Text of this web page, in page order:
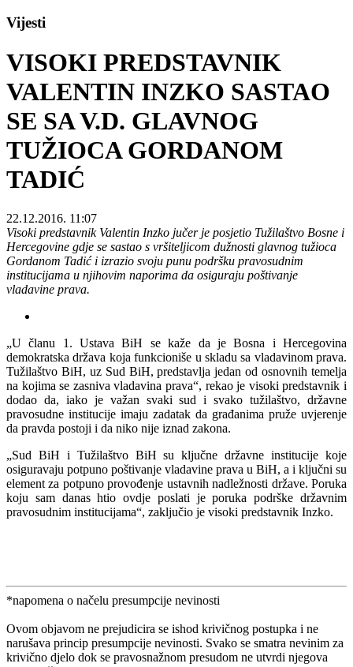
Vijesti
VISOKI PREDSTAVNIK
VALENTIN INZKO SASTAO
SE SA V.D. GLAVNOG
TUŽIOCA GORDANOM
TADIĆ
22.12.2016. 11:07
Visoki predstavnik Valentin Inzko jučer je posjetio Tužilaštvo Bosne i
Hercegovine gdje se sastao s vršiteljicom dužnosti glavnog tužioca
Gordanom Tadić i izrazio svoju punu podršku pravosudnim
institucijama u njihovim naporima da osiguraju poštivanje
vladavine prava.
„U članu 1. Ustava BiH se kaže da je Bosna i Hercegovina
demokratska država koja funkcioniše u skladu sa vladavinom prava.
Tužilaštvo BiH, uz Sud BiH, predstavlja jedan od osnovnih temelja
na kojima se zasniva vladavina prava“, rekao je visoki predstavnik i
dodao da, iako je važan svaki sud i svako tužilaštvo, državne
pravosudne institucije imaju zadatak da građanima pruže uvjerenje
da pravda postoji i da niko nije iznad zakona.
„Sud BiH i Tužilaštvo BiH su ključne državne institucije koje
osiguravaju potpuno poštivanje vladavine prava u BiH, a i ključni su
element za potpuno provođenje ustavnih nadležnosti države. Poruka
koju sam danas htio ovdje poslati je poruka podrške državnim
pravosudnim institucijama“, zaključio je visoki predstavnik Inzko.
*napomena o načelu presumpcije nevinosti
Ovom objavom ne prejudicira se ishod krivičnog postupka i ne
narušava princip presumpcije nevinosti. Svako se smatra nevinim za
krivično djelo dok se pravosnažnom presudom ne utvrdi njegova